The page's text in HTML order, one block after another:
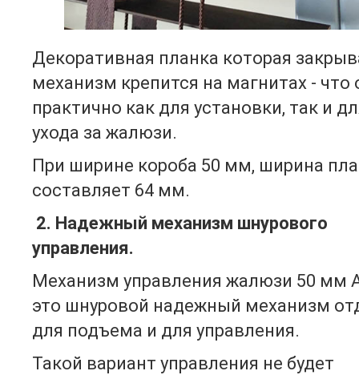
Декоративная планка которая
механизм крепится на магнитах - что
практично как для установки, так и
ухода за жалюзи.
При ширине короба 50 мм, ширина
составляет 64 мм.
2. Надежный механизм шнурового
управления.
Механизм управления жалюзи 50 мм
это шнуровой надежный механизм
для подъема и для управления.
Такой вариант управления не будет